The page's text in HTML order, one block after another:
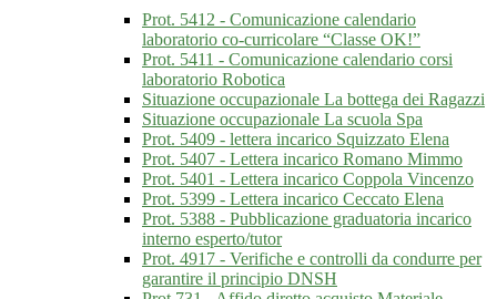
Prot. 5412 - Comunicazione calendario
laboratorio co-curricolare “Classe OK!”
Prot. 5411 - Comunicazione calendario corsi
laboratorio Robotica
Situazione occupazionale La bottega dei Ragazzi
Situazione occupazionale La scuola Spa
Prot. 5409 - lettera incarico Squizzato Elena
Prot. 5407 - Lettera incarico Romano Mimmo
Prot. 5401 - Lettera incarico Coppola Vincenzo
Prot. 5399 - Lettera incarico Ceccato Elena
Prot. 5388 - Pubblicazione graduatoria incarico
interno esperto/tutor
Prot. 4917 - Verifiche e controlli da condurre per
garantire il principio DNSH